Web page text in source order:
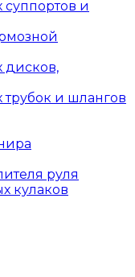
и
дисков,
и шлангов
руля
кулаков